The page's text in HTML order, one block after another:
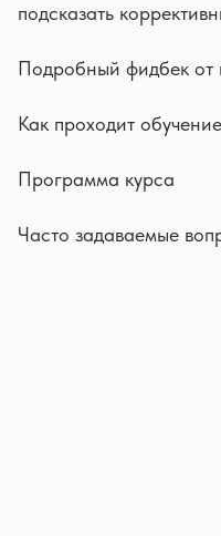
подсказать
Подробный фидбек от
Как проходит обучение
Программа курса
Часто задаваемые